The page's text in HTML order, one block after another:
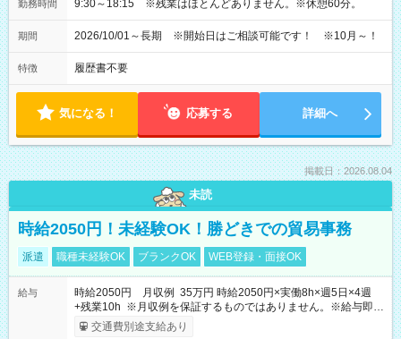
勤務時間 9:30～18:15 ※残業はほとんどありません。※休憩60分。
期間 2026/10/01～長期 ※開始日はご相談可能です！ ※10月～！
特徴 履歴書不要
気になる！ 応募する 詳細へ
掲載日：2026.08.04
未読
時給2050円！未経験OK！勝どきでの貿易事務
派遣 職種未経験OK ブランクOK WEB登録・面接OK
給与
時給2050円 月収例 35万円 時給2050円×実働8h×週5日×4週
+残業10h ※月収例を保証するものではありません。※給与即受
取りサービス利用可（利用条件有）
交通費別途支給あり